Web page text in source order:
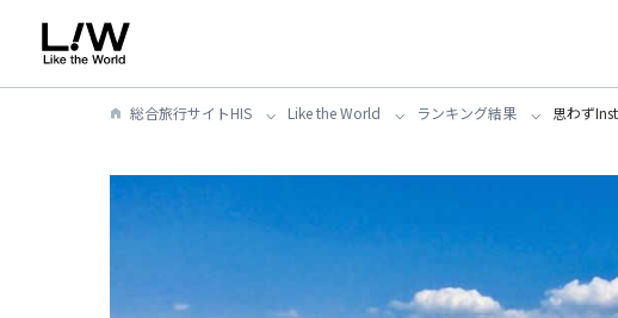
総合旅行サイトHIS Like the World ランキング結果 思わず